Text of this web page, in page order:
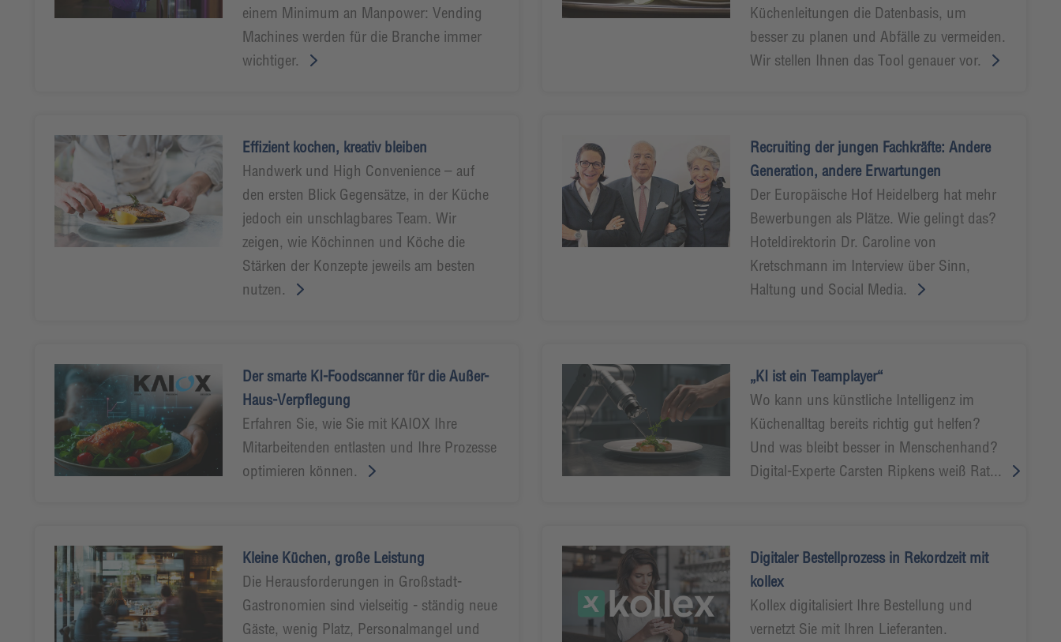
einem Minimum an Manpower: Vending
Machines werden für die Branche immer
wichtiger.
Küchenleitungen die Datenbasis, um
besser zu planen und Abfälle zu vermeiden.
Wir stellen Ihnen das Tool genauer vor.
Effizient kochen, kreativ bleiben
Handwerk und High Convenience – auf
den ersten Blick Gegensätze, in der Küche
jedoch ein unschlagbares Team. Wir
zeigen, wie Köchinnen und Köche die
Stärken der Konzepte jeweils am besten
nutzen.
Recruiting der jungen Fachkräfte: Andere
Generation, andere Erwartungen
Der Europäische Hof Heidelberg hat mehr
Bewerbungen als Plätze. Wie gelingt das?
Hoteldirektorin Dr. Caroline von
Kretschmann im Interview über Sinn,
Haltung und Social Media.
Der smarte KI-Foodscanner für die Außer-
Haus-Verpflegung
Erfahren Sie, wie Sie mit KAIOX Ihre
Mitarbeitenden entlasten und Ihre Prozesse
optimieren können.
„KI ist ein Teamplayer“
Wo kann uns künstliche Intelligenz im
Küchenalltag bereits richtig gut helfen?
Und was bleibt besser in Menschenhand?
Digital-Experte Carsten Ripkens weiß Rat...
Kleine Küchen, große Leistung
Die Herausforderungen in Großstadt-
Gastronomien sind vielseitig - ständig neue
Gäste, wenig Platz, Personalmangel und
Digitaler Bestellprozess in Rekordzeit mit
kollex
Kollex digitalisiert Ihre Bestellung und
vernetzt Sie mit Ihren Lieferanten.